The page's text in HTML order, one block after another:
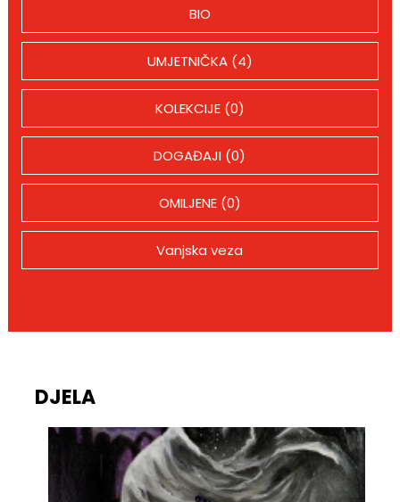
BIO
UMJETNIČKA (4)
KOLEKCIJE (0)
DOGAĐAJI (0)
OMILJENE (0)
Vanjska veza
DJELA